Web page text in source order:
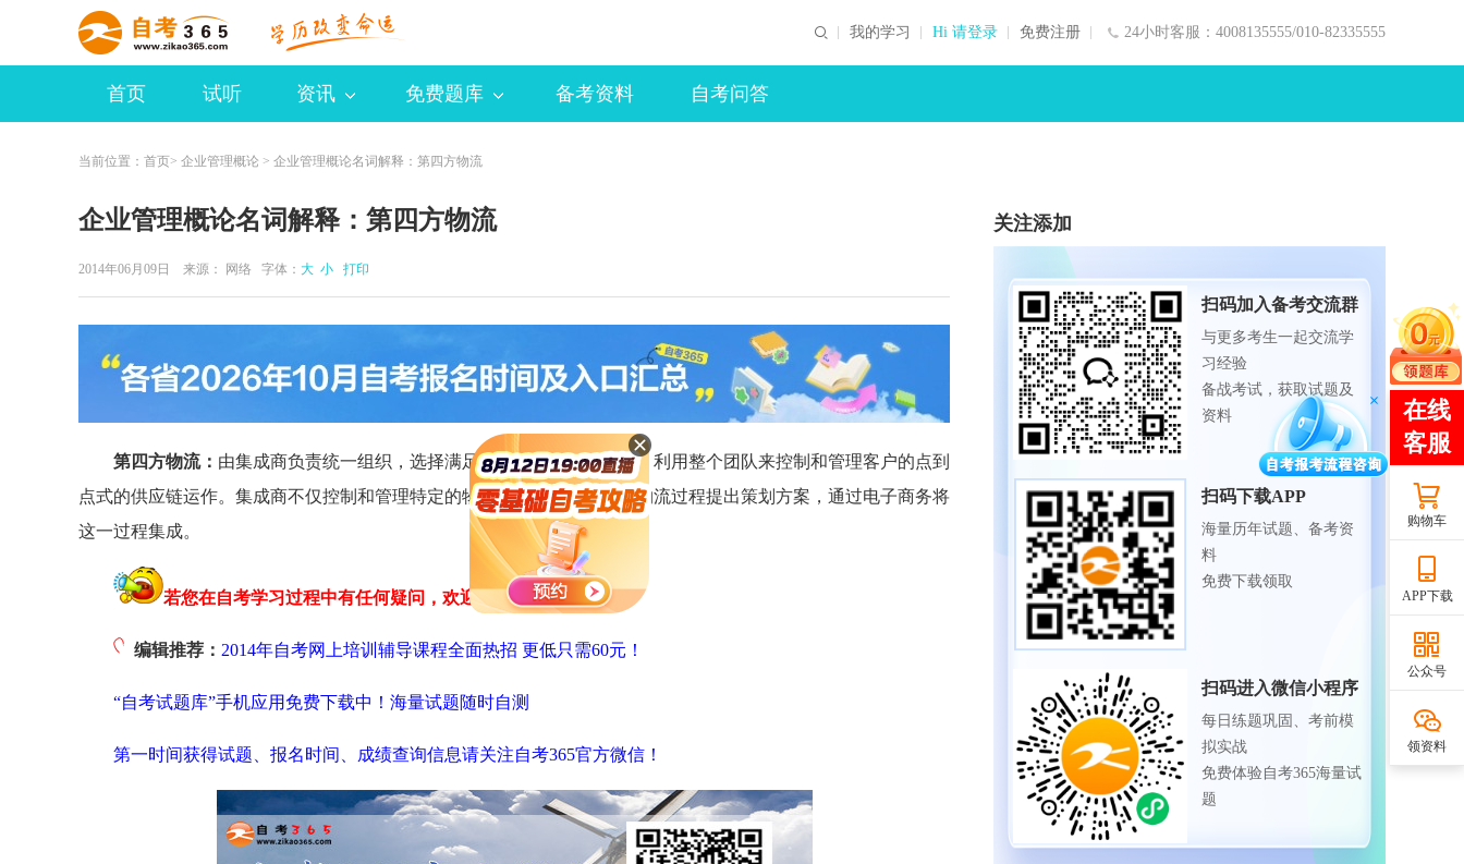
24小时客服：4008135555/010-82335555
我的学习 Hi 请登录 免费注册
首页 试听 资讯 免费题库 备考资料 自考问答
当前位置： 首页> 企业管理概论 > 企业管理概论名词解释：第四方物流
企业管理概论名词解释：第四方物流
2014年06月09日 来源： 网络 字体： 大 小 打印
第四方物流： 由集成商负责统一组织，选择满足客户需求的合作团队，利用整个团队来控制和管理客户的点到
点式的供应链运作。集成商不仅控制和管理特定的物流服务，而且对整体物流过程提出策划方案，通过电子商务将
这一过程集成。
若您在自考学习过程中有任何疑问，欢迎进入论坛讨论！
编辑推荐： 2014年自考网上培训辅导课程全面热招 更低只需60元！
“自考试题库”手机应用免费下载中！海量试题随时自测
第一时间获得试题、报名时间、成绩查询信息请关注自考365官方微信！
关注添加
扫码加入备考交流群
与更多考生一起交流学
习经验
备战考试，获取试题及
资料
扫码下载APP
海量历年试题、备考资
料
免费下载领取
扫码进入微信小程序
每日练题巩固、考前模
拟实战
免费体验自考365海量试
题
购物车
APP下载
公众号
领资料